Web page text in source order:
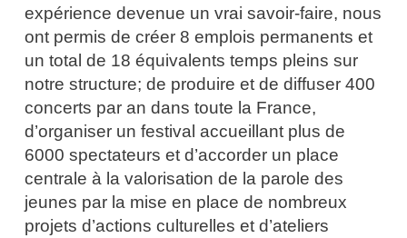
expérience devenue un vrai savoir-faire, nous
ont permis de créer 8 emplois permanents et
un total de 18 équivalents temps pleins sur
notre structure; de produire et de diffuser 400
concerts par an dans toute la France,
d’organiser un festival accueillant plus de
6000 spectateurs et d’accorder un place
centrale à la valorisation de la parole des
jeunes par la mise en place de nombreux
projets d’actions culturelles et d’ateliers